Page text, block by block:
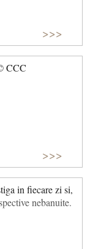
>>>
CCC
>>>
in fiecare zi si,
nebanuite.